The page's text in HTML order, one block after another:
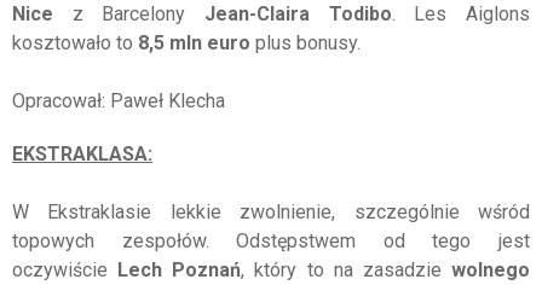
Nice z Barcelony Jean-Claira Todibo . Les Aiglons
kosztowało to 8,5 mln euro plus bonusy.
Opracował: Paweł Klecha
EKSTRAKLASA:
W Ekstraklasie lekkie zwolnienie, szczególnie wśród
topowych zespołów. Odstępstwem od tego jest
oczywiście Lech Poznań, który to na zasadziewolnego